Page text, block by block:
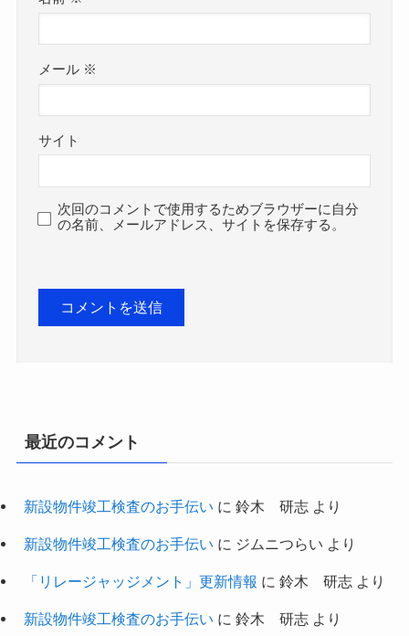
メール ※
サイト
次回のコメントで使用するためブラウザーに自分
の名前、メールアドレス、サイトを保存する。
最近のコメント
新設物件竣工検査のお手伝い に 鈴木 研志より
新設物件竣工検査のお手伝い に ジムニつらい より
「リレージャッジメント」更新情報 に 鈴木 研志より
新設物件竣工検査のお手伝い に 鈴木 研志より